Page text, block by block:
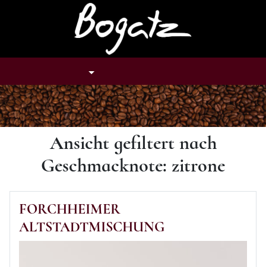
NAVIGATIONSUCHE
Ansicht gefiltert nach
Geschmacknote: zitrone
FORCHHEIMER
ALTSTADTMISCHUNG